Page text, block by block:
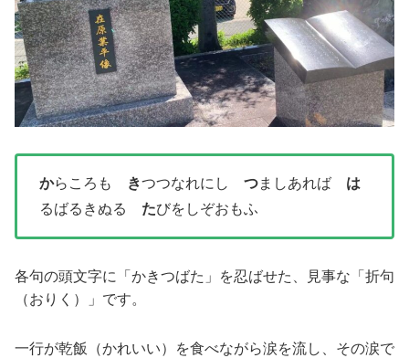
からころも きつつなれにし つましあれば は
るばるきぬる たびをしぞおもふ
各句の頭文字に「かきつばた」を忍ばせた、見事な「折句
（おりく）」です。
一行が乾飯（かれいい）を食べながら涙を流し、その涙で